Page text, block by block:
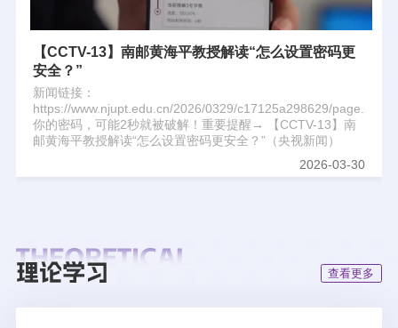
【CCTV-13】南邮黄海平教授解读“怎么设置密码更
安全？”
新闻链接：
https://www.njupt.edu.cn/2026/0329/c17125a298629/page.htm
你的密码，可能2秒就被破解！重要提醒→ 【CCTV-13】南
邮黄海平教授解读“怎么设置密码更安全？”（央视新闻）
2026-03-30
查看更多